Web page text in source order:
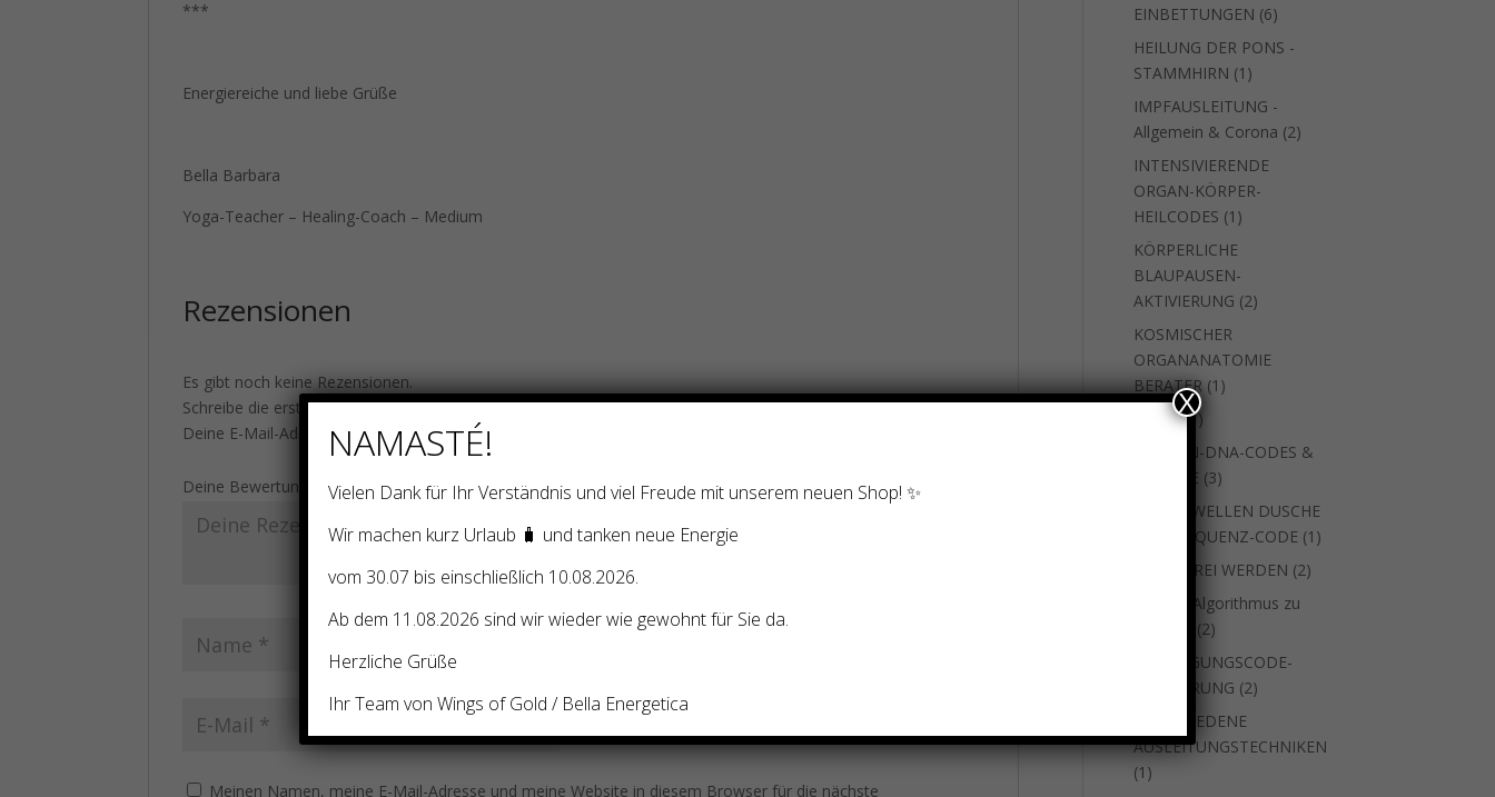
***
Energiereiche und liebe Grüße
Bella Barbara
Yoga-Teacher – Healing-Coach – Medium
Rezensionen
Es gibt noch keine Rezensionen.
Schreibe die erste Rezension für „Energiegeschenk: Die Energie der Meerjungfrau – Selbsteinweihung!“
Deine E-Mail-Adresse wird nicht veröffentlicht.
Deine Bewertung
Meinen Namen, meine E-Mail-Adresse und meine Website in diesem Browser für die nächste
EINBETTUNGEN 66
Produkte
HEILUNG DER PONS -
STAMMHIRN 1 1
Produkt
IMPFAUSLEITUNG -
Allgemein & Corona 22
INTENSIVIERENDE
ORGAN-KÖRPER-
HEILCODES 1 1
Produkt
KÖRPERLICHE
BLAUPAUSEN-
AKTIVIERUNG 22
KOSMISCHER
ORGANANATOMIE
BERATER 1 1
natara 11
Produkt
SEEELEN-DNA-CODES &
WEITERE 33
Produkte
SKALARWELLEN DUSCHE
MIT FREQUENZ-CODE 1 1
SUCHTFREI WERDEN 22
um den Algorithmus zu
22
Produkte
VERJÜNGUNGSCODE-
AKTIVIERUNG 22
VERSCHIEDENE
AUSLEITUNGSTECHNIKEN
1 1
NAMASTÉ!
Vielen Dank für Ihr Verständnis und viel Freude mit unserem neuen Shop! ✨
Wir machen kurz Urlaub 🧳 und tanken neue Energie
vom 30.07 bis einschließlich 10.08.2026.
Ab dem 11.08.2026 sind wir wieder wie gewohnt für Sie da.
Herzliche Grüße
Ihr Team von Wings of Gold / Bella Energetica
X